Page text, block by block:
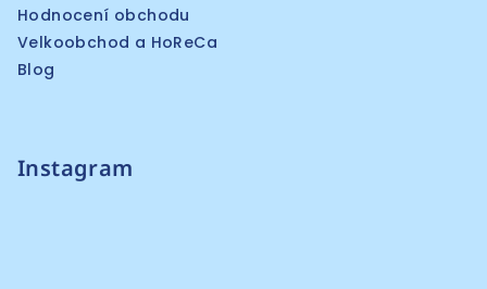
Hodnocení obchodu
Velkoobchod a HoReCa
Blog
Instagram